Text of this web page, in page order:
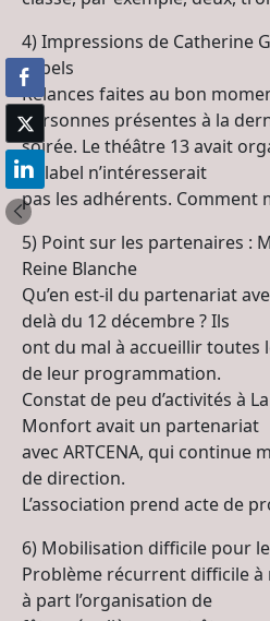
4) Impressions de Catherine
Labels
Relances faites au bon
personnes présentes à la
soirée. Le théâtre 13 avait
Le label n’intéresserait
pas les adhérents. Comment
5) Point sur les partenaires :
Reine Blanche
Qu’en est-il du partenariat
delà du 12 décembre ? Ils
ont du mal à accueillir toutes
de leur programmation.
Constat de peu d’activités à
Monfort avait un partenariat
avec ARTCENA, qui continue
de direction.
L’association prend acte de
6) Mobilisation difficile pour
Problème récurrent difficile
à part l’organisation de